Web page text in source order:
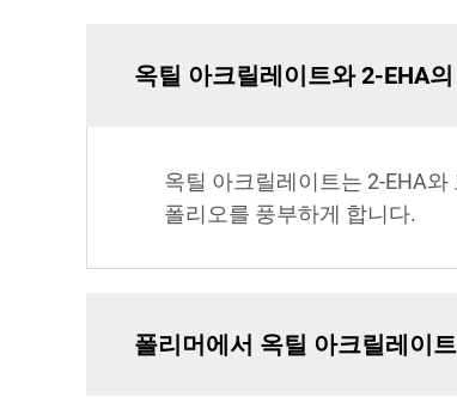
옥틸 아크릴레이트와 2-EHA
옥틸 아크릴레이트는 2-EHA
폴리오를 풍부하게 합니다.
폴리머에서 옥틸 아크릴레이